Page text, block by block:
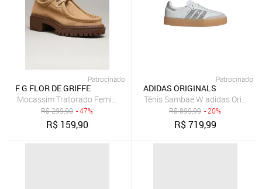
Patrocinado
F G FLOR DE GRIFFE
Mocassim Tratorado Feminino Sapato Em Couro Legítimo Areia
R$299,90 - 47%
R$ 159,90
Patrocinado
ADIDAS ORIGINALS
Tênis Sambae W adidas
R$899,99 - 20%
R$719,99